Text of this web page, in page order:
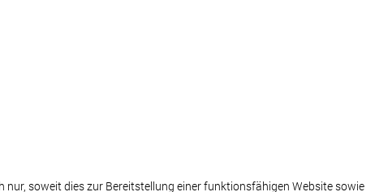
soweit dies zur Bereitstellung einer funktionsfähigen Website sowie